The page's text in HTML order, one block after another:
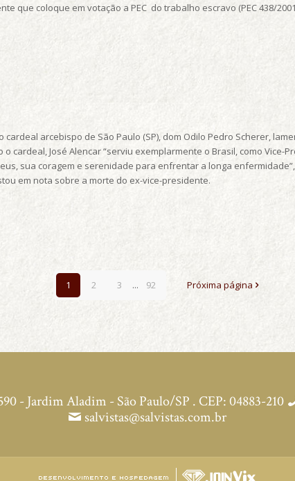
que coloque em votação a PEC do trabalho escravo (PEC 438/
arcebispo de São Paulo (SP), dom Odilo Pedro Scherer,
cardeal, José Alencar “serviu exemplarmente o Brasil, como Vice-
sua coragem e serenidade para enfrentar a longa
em nota sobre a morte do ex-vice-presidente.
1 2 3 ... 92 Próxima página
- Jardim Aladim - São Paulo/SP . CEP: 04883-210
salvistas@salvistas.com.br